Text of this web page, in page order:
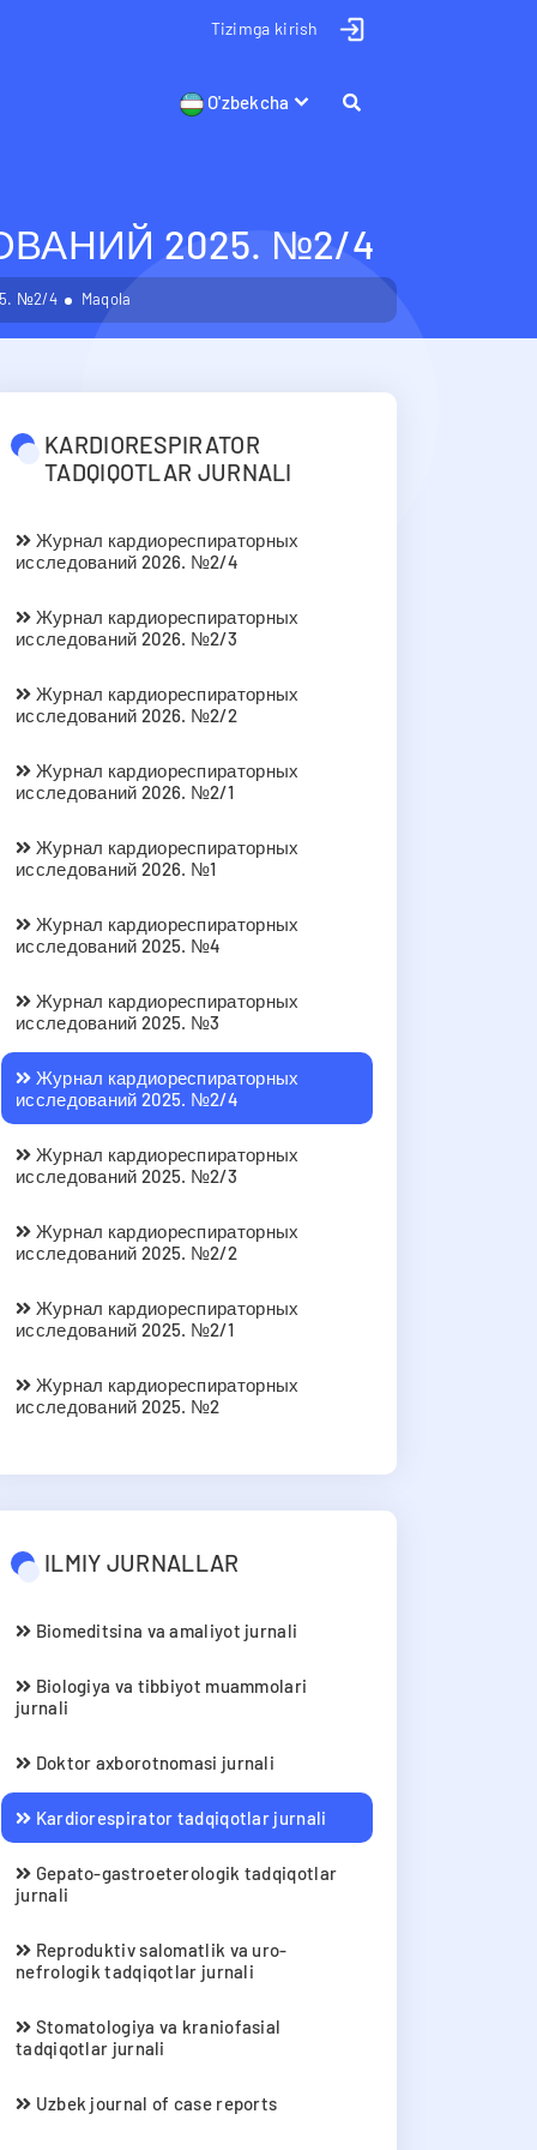
Tizimga kirish
O'zbekcha
2025. №2/4
№2/4 Maqola
KARDIORESPIRATOR
TADQIQOTLAR JURNALI
Журнал кардиореспираторных
исследований 2026. №2/4
Журнал кардиореспираторных
исследований 2026. №2/3
Журнал кардиореспираторных
исследований 2026. №2/2
Журнал кардиореспираторных
исследований 2026. №2/1
Журнал кардиореспираторных
исследований 2026. №1
Журнал кардиореспираторных
исследований 2025. №4
Журнал кардиореспираторных
исследований 2025. №3
Журнал кардиореспираторных
исследований 2025. №2/4
Журнал кардиореспираторных
исследований 2025. №2/3
Журнал кардиореспираторных
исследований 2025. №2/2
Журнал кардиореспираторных
исследований 2025. №2/1
Журнал кардиореспираторных
исследований 2025. №2
ILMIY JURNALLAR
Biomeditsina va amaliyot jurnali
Biologiya va tibbiyot muammolari
jurnali
Doktor axborotnomasi jurnali
Kardiorespirator tadqiqotlar jurnali
Gepato-gastroeterologik tadqiqotlar
jurnali
Reproduktiv salomatlik va uro-
nefrologik tadqiqotlar jurnali
Stomatologiya va kraniofasial
tadqiqotlar jurnali
Uzbek journal of case reports